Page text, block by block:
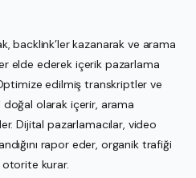
backlink’ler kazanarak ve arama
elde ederek içerik pazarlama
edilmiş transkriptler ve
doğal olarak içerir, arama
Dijital pazarlamacılar, video
rapor eder, organik trafiği
kurar.